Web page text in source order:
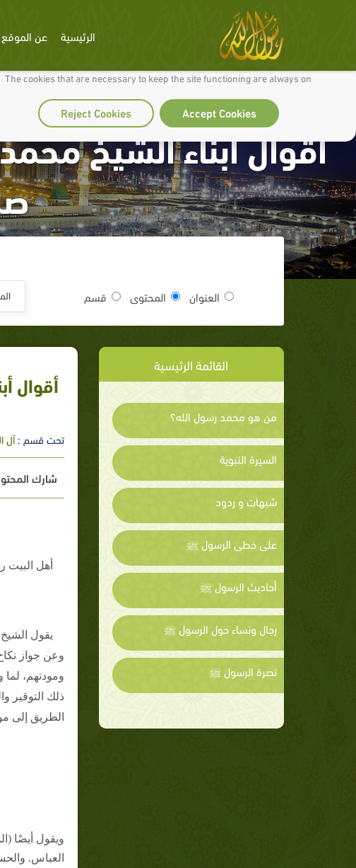
cookies to make our site work well for you and so we can continually improve it.
The cookies that are necessary to keep the site functioning are always on
Accept Cookies
Reject Cookies
الرئيسية عن الموقع
أقوال أبناء الشيخ
العنوان المحتوى قسم
القائمة الرئيسية
من هو محمد رسول الله؟
السيرة النبوية
شبهات و ردود
على خطى الرسول ﷺ
أحاديث الرسول ﷺ
رجال ونساء حول الرسول ﷺ
نصرة الرسول ﷺ
أقوال
تحت قسم :آل
شارك
أهل
يقول
وعن جواز
ومودتهم،
ذلك التوقير
الطريق إلى
العباس.